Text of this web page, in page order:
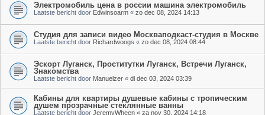
Электромобиль цена в россии машина электромобиль
Laatste bericht door Edwinsoarm « zo dec 08, 2024 14:13
Студия для записи видео Москваподкаст-студия в Москве
Laatste bericht door Richardwoogs « zo dec 08, 2024 08:44
Эскорт Луганск, Проститутки Луганск, Встречи Луганск,
Знакомства
Laatste bericht door Manuelzer « di dec 03, 2024 03:39
Кабины для квартиры душевые кабины с тропическим
душем прозрачные стеклянные ванны
Laatste bericht door JeremyWheen « za nov 30, 2024 14:18